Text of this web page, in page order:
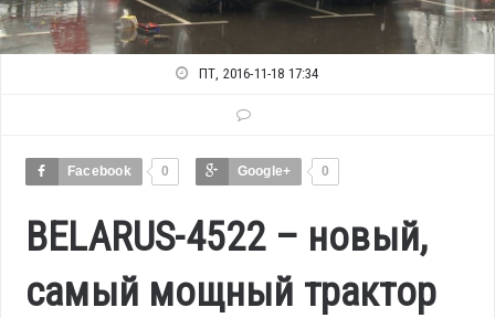
ПТ, 2016-11-18 17:34
Facebook 0 Google+ 0
BELARUS-4522 – новый,
самый мощный трактор